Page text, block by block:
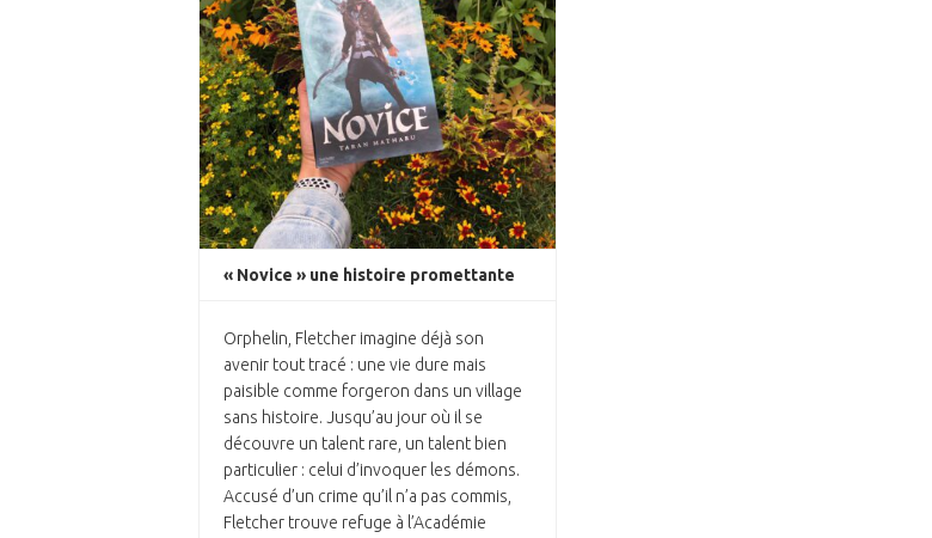
« Novice » une histoire promettante
Orphelin, Fletcher imagine déjà son
avenir tout tracé : une vie dure mais
paisible comme forgeron dans un village
sans histoire. Jusqu’au jour où il se
découvre un talent rare, un talent bien
particulier : celui d’invoquer les démons.
Accusé d’un crime qu’il n’a pas commis,
Fletcher trouve refuge à l’Académie